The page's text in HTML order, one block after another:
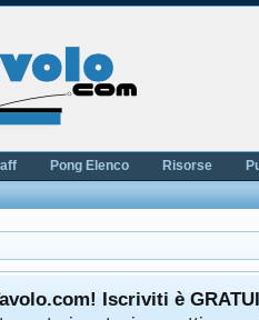
Iscriviti è
Pong Elenco Risorse